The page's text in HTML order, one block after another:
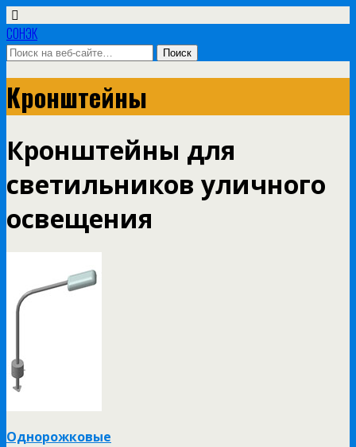
СОНЭК
Кронштейны
Кронштейны для
светильников уличного
освещения
Однорожковые